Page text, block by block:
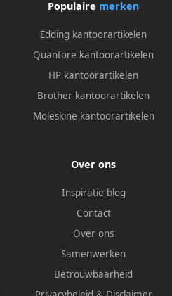
Populaire merken
Edding kantoorartikelen
Quantore kantoorartikelen
HP kantoorartikelen
Brother kantoorartikelen
Moleskine kantoorartikelen
Over ons
Inspiratie blog
Contact
Over ons
Samenwerken
Betrouwbaarheid